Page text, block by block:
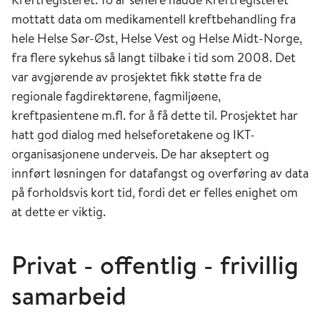
mottatt data om medikamentell kreftbehandling fra
hele Helse Sør-Øst, Helse Vest og Helse Midt-Norge,
fra flere sykehus så langt tilbake i tid som 2008. Det
var avgjørende av prosjektet fikk støtte fra de
regionale fagdirektørene, fagmiljøene,
kreftpasientene m.fl. for å få dette til. Prosjektet har
hatt god dialog med helseforetakene og IKT-
organisasjonene underveis. De har akseptert og
innført løsningen for datafangst og overføring av data
på forholdsvis kort tid, fordi det er felles enighet om
at dette er viktig.
Privat - offentlig - frivillig
samarbeid